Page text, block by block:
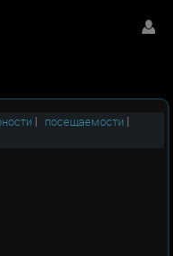
| посещаемости |